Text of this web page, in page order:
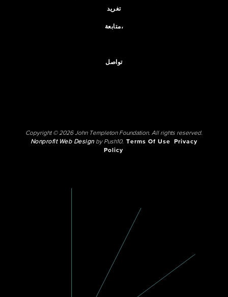
تغريد
متابعة،
تواصل
Copyright © 2026 John Templeton Foundation. All rights reserved.
Nonprofit Web Designby Push10. Terms Of Use
Privacy
Policy